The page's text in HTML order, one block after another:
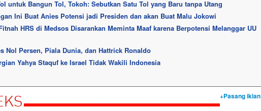
untuk Bangun Tol, Tokoh: Sebutkan Satu Tol yang Baru tanpa Utang
Ini Buat Anies Potensi jadi Presiden dan akan Buat Malu Jokowi
HRS di Medsos Disarankan Meminta Maaf karena Berpotensi Melanggar UU
Nol Persen, Piala Dunia, dan Hattrick Ronaldo
Yahya Staquf ke Israel Tidak Wakili Indonesia
+Pasang iklan